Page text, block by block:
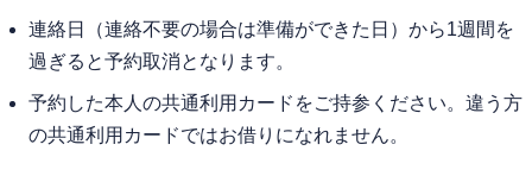
連絡日（連絡不要の場合は準備ができた日）から1週間を
過ぎると予約取消となります。
予約した本人の共通利用カードをご持参ください。違う方
の共通利用カードではお借りになれません。